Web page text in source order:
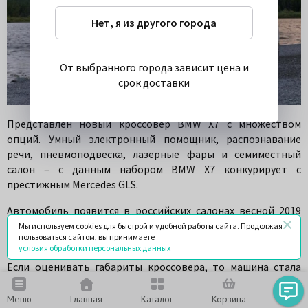
Меню Главная Каталог Корзина Чат
Представлен новый кроссовер BMW X7 с множеством
опций. Умный электронный помощник, распознавание
речи, пневмоподвеска, лазерные фары и семиместный
салон – с данным набором BMW X7 конкурирует с
престижным Mercedes GLS.
Автомобиль появится в российских салонах весной 2019
года, компания уже объявила цены – новый флагман будет
стоить5,830,000 рублейза базовую комплектацию.
Если оценивать габариты кроссовера, то машина стала
заметно крупнее, длина кузова составляет 5151 мм по
сравнению с 4922 мм у BMW X5. Колесная база также
Нет, я из другого города
От выбранного города зависит цена и
срок доставки
Мы используем cookies для быстрой и удобной работы сайта. Продолжая
пользоваться сайтом, вы принимаете
условия обработки персональных данных